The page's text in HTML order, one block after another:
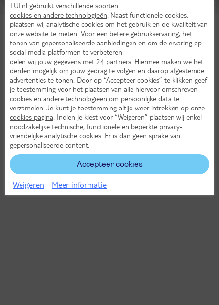
TUI.nl gebruikt verschillende soorten
cookies en andere technologieën . Naast functionele cookies,
plaatsen wij analytische cookies om het gebruik en de kwaliteit van
onze website te meten. Voor een betere gebruikservaring, het
tonen van gepersonaliseerde aanbiedingen en om de ervaring op
social media platformen te verbeteren
delen wij jouw gegevens met 24 partners . Hiermee maken we het
derden mogelijk om jouw gedrag te volgen en daarop afgestemde
advertenties te tonen. Door op “Accepteer cookies” te klikken geef
je toestemming voor het plaatsen van alle hiervoor omschreven
cookies en andere technologieën om persoonlijke data te
verzamelen. Je kunt je toestemming altijd weer intrekken op onze
cookies pagina . Indien je kiest voor “Weigeren” plaatsen wij enkel
noodzakelijke technische, functionele en beperkte privacy-
vriendelijke analytische cookies. Er is dan geen sprake van
gepersonaliseerde content.
Accepteer cookies
Weigeren Meer informatie